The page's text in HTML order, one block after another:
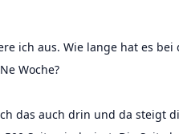
ich aus. Wie lange hat es
Woche?
das auch drin und da steigt